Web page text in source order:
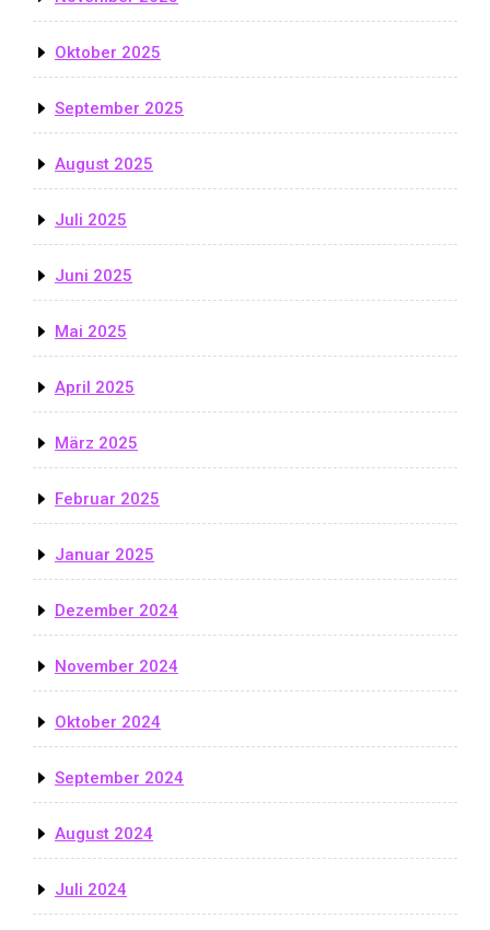
Oktober 2025
September 2025
August 2025
Juli 2025
Juni 2025
Mai 2025
April 2025
März 2025
Februar 2025
Januar 2025
Dezember 2024
November 2024
Oktober 2024
September 2024
August 2024
Juli 2024